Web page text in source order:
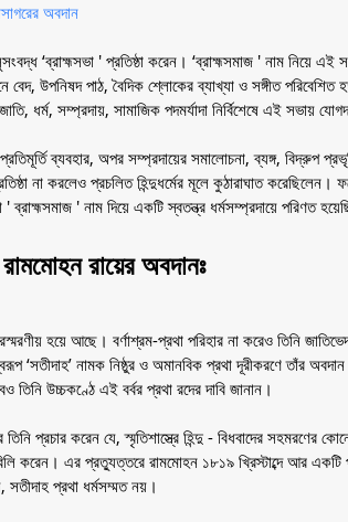
অবদান
‘ব্রাহ্মসভা ' প্রতিষ্ঠা করেন। ‘ব্রাহ্মসমাজ ' নাম নিয়ে এই
উপনিষদ পাঠ, বৈদিক শ্লোকের ব্যাখ্যা ও সঙ্গীত পরিবেশিত
ধর্ম, সম্প্রদায়, সামাজিক পদমর্যাদা নির্বিশেষে এই সভায়
ব্যবহার, অপর সম্প্রদায়ের সমালোচনা, ব্যঙ্গ, বিদ্রুপ
না করলেও প্রচলিত হিন্দুধর্মের মূলে কুঠারাঘাত করেছিলেন।
ব্রাহ্মসমাজ ' নাম দিয়ে একটি স্বতন্ত্র ধর্মসম্প্রদায়ে পরিণত
রায়ের অবদানঃ
হয়ে আছে। বর্ণাশ্রম-প্রথা পরিহার না করেও তিনি
‘সতীদাহ’ নামক নিষ্ঠুর ও অমানবিক প্রথা দূরীকরণে তাঁর
তিনি উচ্চকণ্ঠে এই বর্বর প্রথা রদের দাবি জানান।
প্রচার করেন যে, স্মৃতিশাস্ত্রে হিন্দু - বিধবাদের সহমরণের
করেন। এর প্রত্যুত্তরে রামমোহন ১৮১৯ খ্রিস্টাব্দে আর
সতীদাহ প্রথা ধর্মসম্মত নয়।